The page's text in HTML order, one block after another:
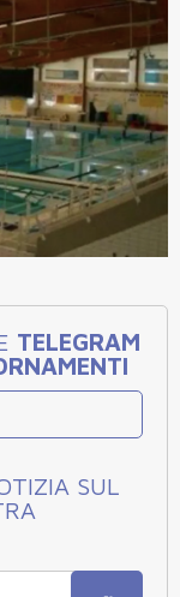
TELEGRAM
SUL